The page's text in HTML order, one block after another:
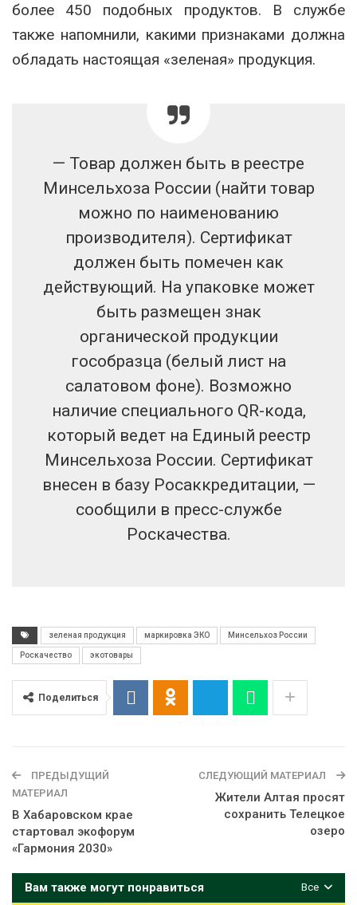
более 450 подобных продуктов. В службе
также напомнили, какими признаками должна
обладать настоящая «зеленая» продукция.
— Товар должен быть в реестре
Минсельхоза России (найти товар
можно по наименованию
производителя). Сертификат
должен быть помечен как
действующий. На упаковке может
быть размещен знак
органической продукции
гособразца (белый лист на
салатовом фоне). Возможно
наличие специального QR-кода,
который ведет на Единый реестр
Минсельхоза России. Сертификат
внесен в базу Росаккредитации, —
сообщили в пресс-службе
Роскачества.
зеленая продукция маркировка ЭКО Минсельхоз России
Роскачество экотовары
Поделиться
ПРЕДЫДУЩИЙ
МАТЕРИАЛ
В Хабаровском крае
стартовал экофорум
«Гармония 2030»
СЛЕДУЮЩИЙ МАТЕРИАЛ
Жители Алтая просят
сохранить Телецкое
озеро
Все
Вам также могут понравиться